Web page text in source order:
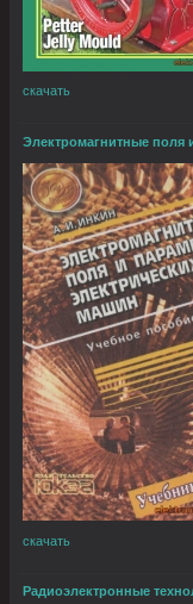
скачать
Электромагнитные поля
скачать
Радиоэлектронные